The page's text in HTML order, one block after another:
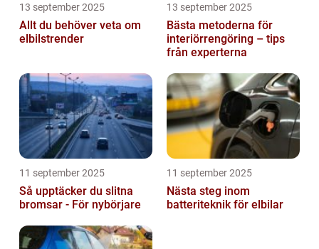
13 september 2025
Allt du behöver veta om
elbilstrender
13 september 2025
Bästa metoderna för
interiörrengöring – tips
från experterna
11 september 2025
Så upptäcker du slitna
bromsar - För nybörjare
11 september 2025
Nästa steg inom
batteriteknik för elbilar